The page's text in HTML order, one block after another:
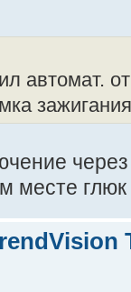
автомат.
через
месте